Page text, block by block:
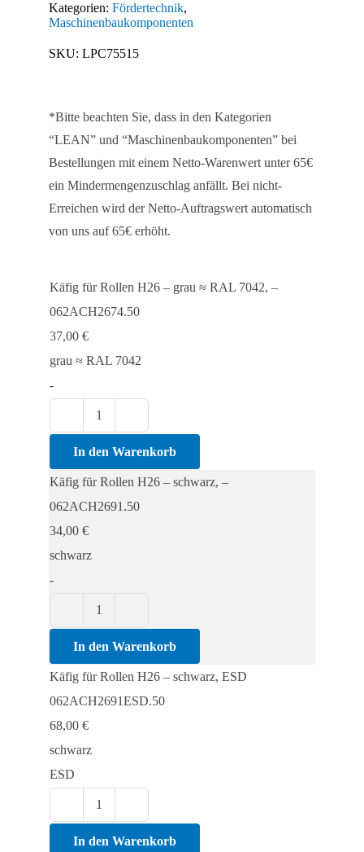
H26
Kategorien: Fördertechnik,
Maschinenbaukomponenten
SKU: LPC75515
*Bitte beachten Sie, dass in den Kategorien
“LEAN” und “Maschinenbaukomponenten” bei
Bestellungen mit einem Netto-Warenwert unter 65€
ein Mindermengenzuschlag anfällt. Bei nicht-
Erreichen wird der Netto-Auftragswert automatisch
von uns auf 65€ erhöht.
Käfig für Rollen H26 – grau ≈ RAL 7042, –
062ACH2674.50
37,00 €
grau ≈ RAL 7042
-
für
Rollen
In den Warenkorb
Käfig für Rollen H26 – schwarz, –
062ACH2691.50
34,00 €
schwarz
-
für
Rollen
In den Warenkorb
Käfig für Rollen H26 – schwarz, ESD
062ACH2691ESD.50
68,00 €
schwarz
ESD
für
In den Warenkorb